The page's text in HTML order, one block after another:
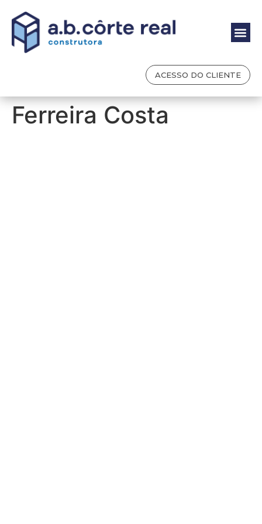
ACESSO DO CLIENTE
Ferreira Costa